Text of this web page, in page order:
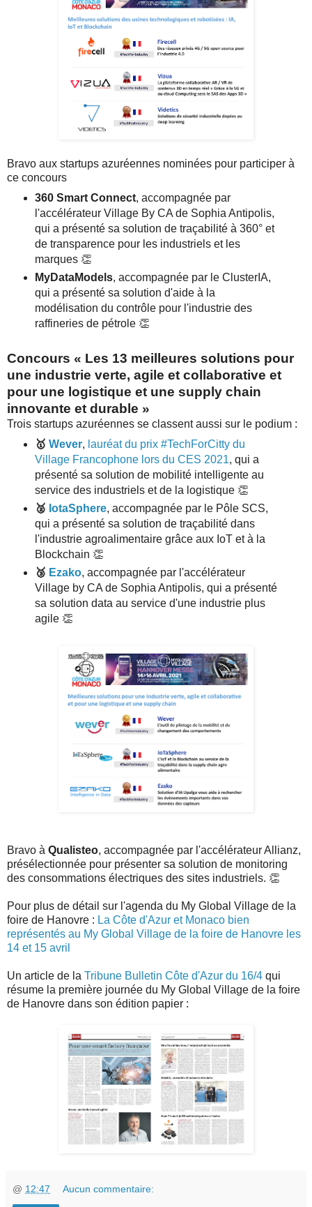
Bravo aux startups azuréennes nominées pour participer à
ce concours
360 Smart Connect, accompagnée par
l'accélérateur Village By CA de Sophia Antipolis,
qui a présenté sa solution de traçabilité à 360° et
de transparence pour les industriels et les
marques 👏
MyDataModels, accompagnée par le ClusterIA,
qui a présenté sa solution d'aide à la
modélisation du contrôle pour l'industrie des
raffineries de pétrole 👏
Concours « Les 13 meilleures solutions pour
une industrie verte, agile et collaborative et
pour une logistique et une supply chain
innovante et durable »
Trois startups azuréennes se classent aussi sur le podium :
🥇 Wever, lauréat du prix #TechForCitty du
Village Francophone lors du CES 2021, qui a
présenté sa solution de mobilité intelligente au
service des industriels et de la logistique 👏
🥈 IotaSphere, accompagnée par le Pôle SCS,
qui a présenté sa solution de traçabilité dans
l'industrie agroalimentaire grâce aux IoT et à la
Blockchain 👏
🥉 Ezako, accompagnée par l'accélérateur
Village by CA de Sophia Antipolis, qui a présenté
sa solution data au service d'une industrie plus
agile 👏
Bravo à Qualisteo, accompagnée par l'accélérateur Allianz,
présélectionnée pour présenter sa solution de monitoring
des consommations électriques des sites industriels. 👏
Pour plus de détail sur l'agenda du My Global Village de la
foire de Hanovre : La Côte d'Azur et Monaco bien
représentés au My Global Village de la foire de Hanovre les
14 et 15 avril
Un article de la Tribune Bulletin Côte d'Azur du 16/4 qui
résume la première journée du My Global Village de la foire
de Hanovre dans son édition papier :
@ 12:47 Aucun commentaire: